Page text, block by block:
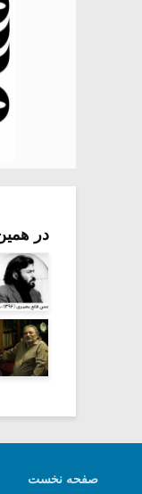
در
صفحه نخست